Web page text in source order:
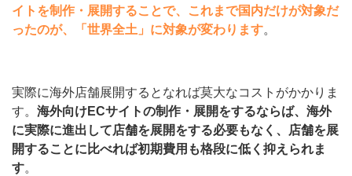
イトを制作・展開することで、これまで国内だけが対象だ
ったのが、「世界全土」に対象が変わります。
実際に海外店舗展開するとなれば莫大なコストがかかりま
す。 海外向けECサイトの制作・展開をするならば、海外
に実際に進出して店舗を展開をする必要もなく、店舗を展
開することに比べれば初期費用も格段に低く抑えられま
す。